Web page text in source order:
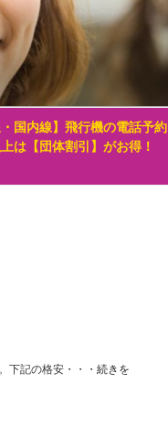
国内線】飛行機の電話予約
は【団体割引】がお得！
下記の格安・・・続きを